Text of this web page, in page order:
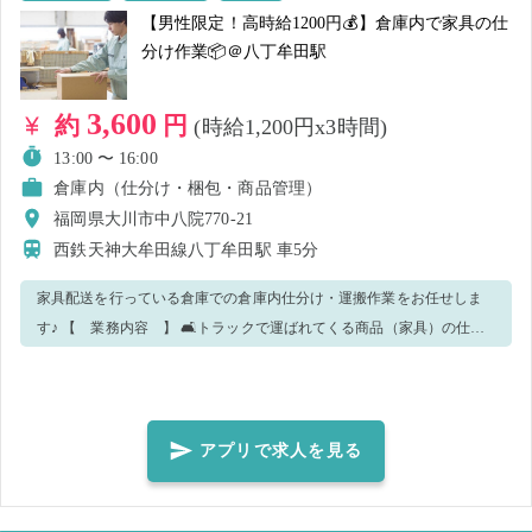
ております♬ ①シェアフルアプリ内、求人右上の♡マークを押す ②当
社求人を開いた下部、【企業・レビュー情報】右側のフォローを押す
【勤務時間の最後に簡単なアンケートを実施しております。 ご協力の
ほどよろしくお願いいたします！】
【男性限定！高時給1200円💰】倉庫内で家具の仕
分け作業📦＠八丁牟田駅
約 3,600 円(時給1,200円x3時間)
13:00 〜 16:00
倉庫内（仕分け・梱包・商品管理）
福岡県大川市中八院770-21
西鉄天神大牟田線八丁牟田駅 車5分
家具配送を行っている倉庫での倉庫内仕分け・運搬作業をお任せしま
す♪ 【 業務内容 】 🛋️トラックで運ばれてくる商品（家具）の仕分
信のある方にお勧めです🙋‍♂️ ◎男性スタッフ活躍中💪 ◎カンタン・シン
プルな作業のため未経験OK🔰 ◎業務の進捗度によって適宜休憩あり♪
◆どんな人が向いている？ ・体を動かす事に抵抗のない方 ・丁寧な作
業が得意な方大歓迎！ 【 複数日の求人掲載中！ 】 企業フォロー・求
アプリで求人を見る